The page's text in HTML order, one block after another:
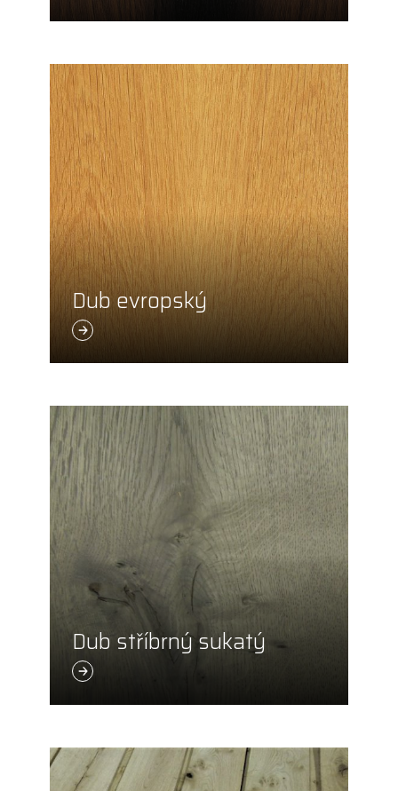
Dub evropský
Dub stříbrný sukatý